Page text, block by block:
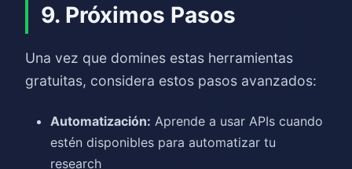
9. Próximos Pasos
Una vez que domines estas herramientas
gratuitas, considera estos pasos avanzados:
Automatización: Aprende a usar APIs cuando
estén disponibles para automatizar tu
research